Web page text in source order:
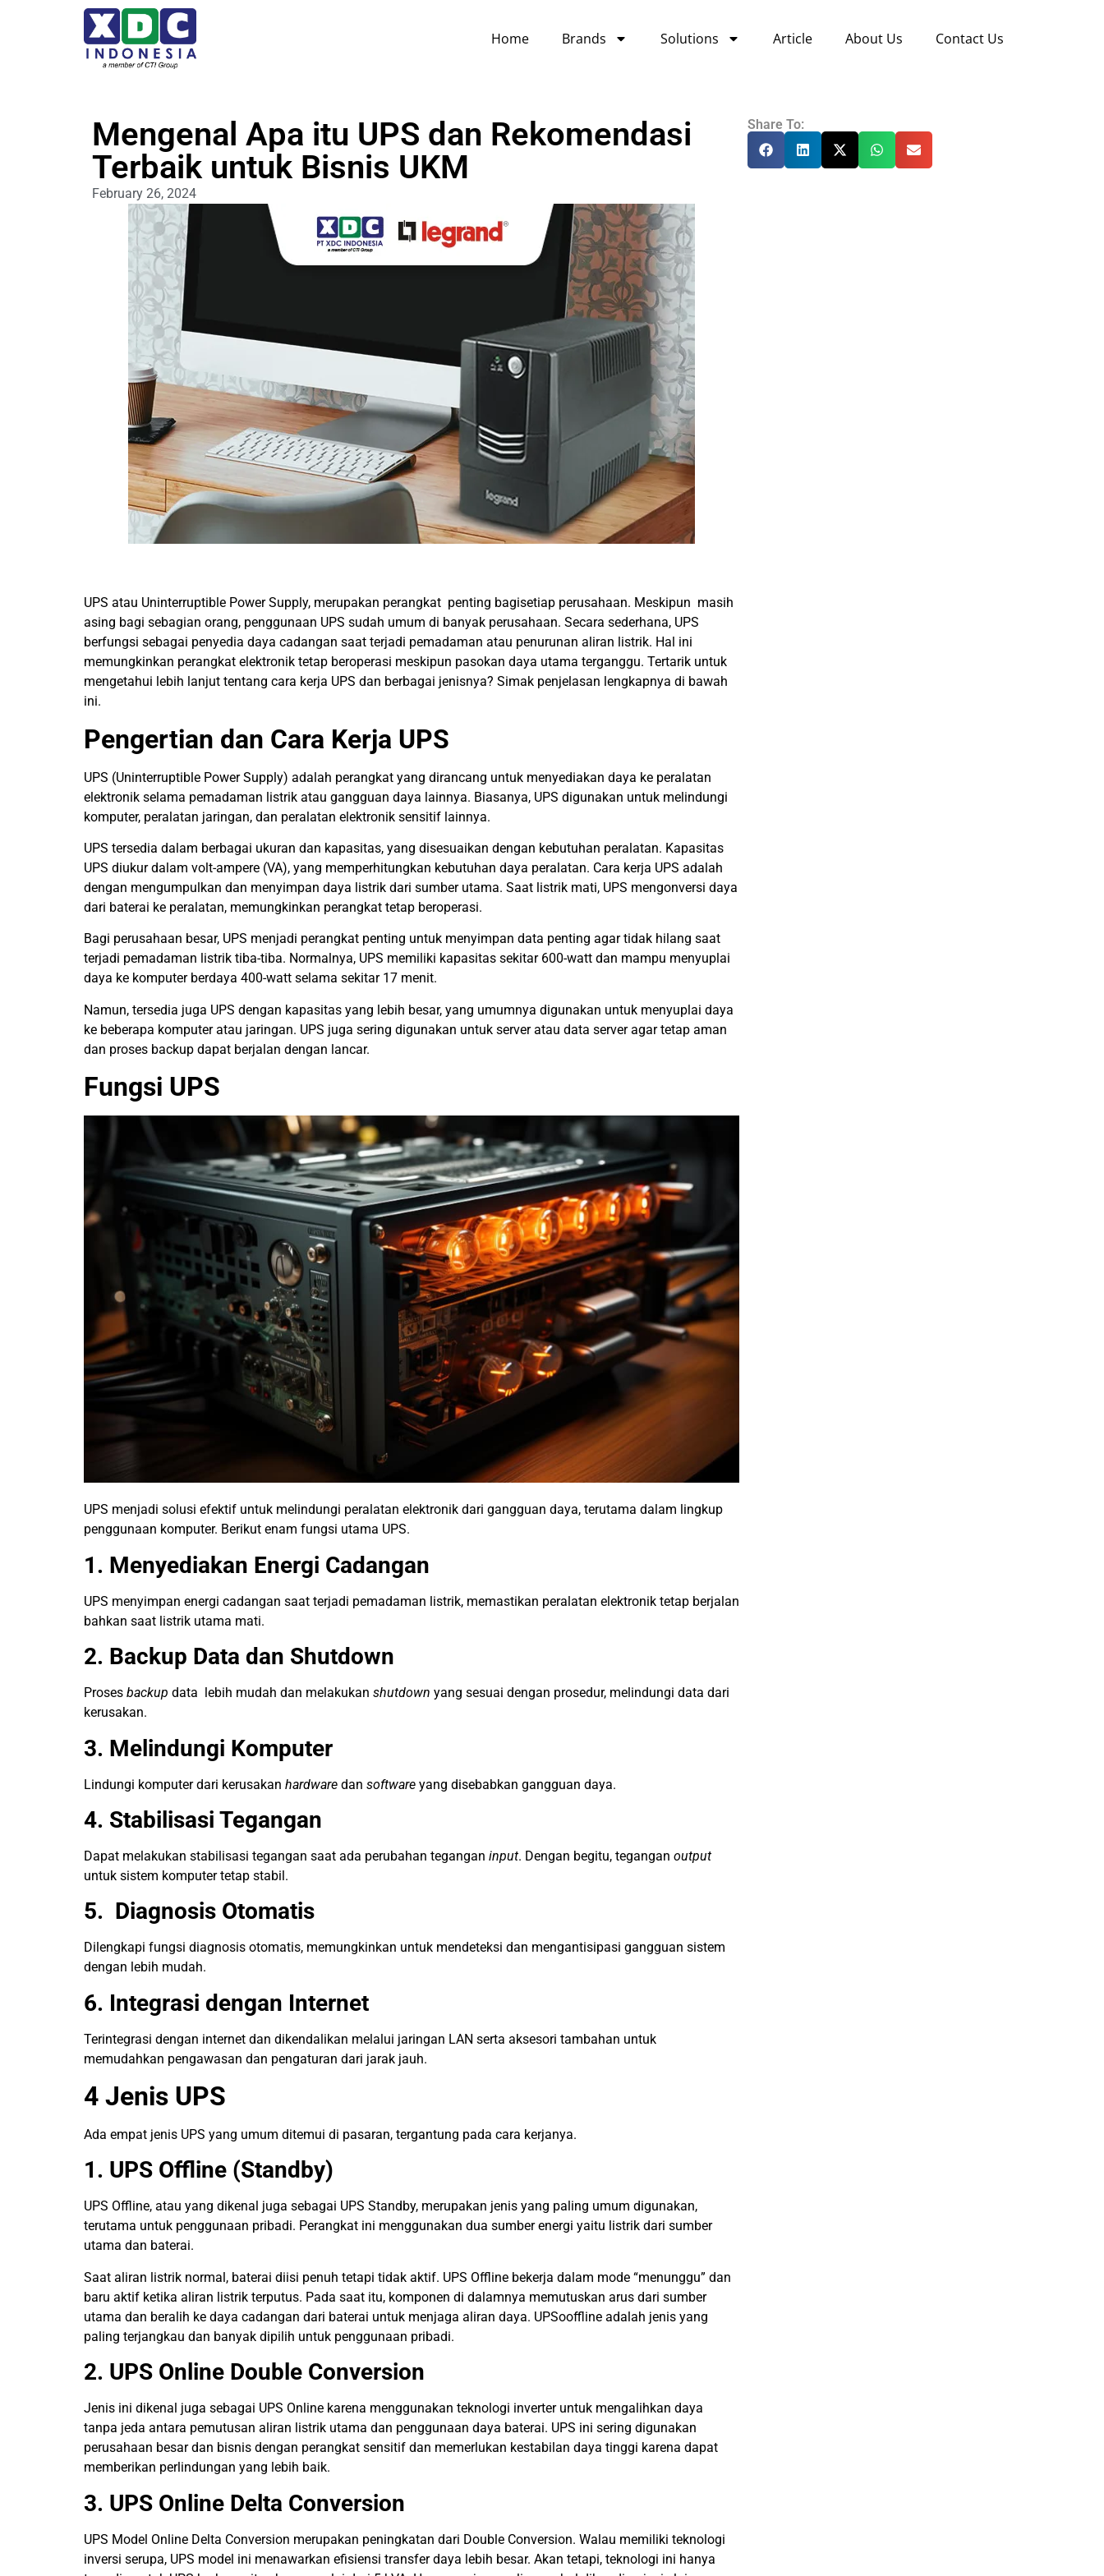
Home Brands Solutions Article About Us Contact Us
Mengenal Apa itu UPS dan Rekomendasi
Terbaik untuk Bisnis UKM
February 26, 2024
Share To:
UPS atau Uninterruptible Power Supply, merupakan perangkat penting bagisetiap perusahaan. Meskipun masih
asing bagi sebagian orang, penggunaan UPS sudah umum di banyak perusahaan. Secara sederhana, UPS
berfungsi sebagai penyedia daya cadangan saat terjadi pemadaman atau penurunan aliran listrik. Hal ini
memungkinkan perangkat elektronik tetap beroperasi meskipun pasokan daya utama terganggu. Tertarik untuk
mengetahui lebih lanjut tentang cara kerja UPS dan berbagai jenisnya? Simak penjelasan lengkapnya di bawah
ini.
Pengertian dan Cara Kerja UPS
UPS (Uninterruptible Power Supply) adalah perangkat yang dirancang untuk menyediakan daya ke peralatan
elektronik selama pemadaman listrik atau gangguan daya lainnya. Biasanya, UPS digunakan untuk melindungi
komputer, peralatan jaringan, dan peralatan elektronik sensitif lainnya.
UPS tersedia dalam berbagai ukuran dan kapasitas, yang disesuaikan dengan kebutuhan peralatan. Kapasitas
UPS diukur dalam volt-ampere (VA), yang memperhitungkan kebutuhan daya peralatan. Cara kerja UPS adalah
dengan mengumpulkan dan menyimpan daya listrik dari sumber utama. Saat listrik mati, UPS mengonversi daya
dari baterai ke peralatan, memungkinkan perangkat tetap beroperasi.
Bagi perusahaan besar, UPS menjadi perangkat penting untuk menyimpan data penting agar tidak hilang saat
terjadi pemadaman listrik tiba-tiba. Normalnya, UPS memiliki kapasitas sekitar 600-watt dan mampu menyuplai
daya ke komputer berdaya 400-watt selama sekitar 17 menit.
Namun, tersedia juga UPS dengan kapasitas yang lebih besar, yang umumnya digunakan untuk menyuplai daya
ke beberapa komputer atau jaringan. UPS juga sering digunakan untuk server atau data server agar tetap aman
dan proses backup dapat berjalan dengan lancar.
Fungsi UPS
UPS menjadi solusi efektif untuk melindungi peralatan elektronik dari gangguan daya, terutama dalam lingkup
penggunaan komputer. Berikut enam fungsi utama UPS.
1. Menyediakan Energi Cadangan
UPS menyimpan energi cadangan saat terjadi pemadaman listrik, memastikan peralatan elektronik tetap berjalan
bahkan saat listrik utama mati.
2. Backup Data dan Shutdown
Proses backup data lebih mudah dan melakukan shutdown yang sesuai dengan prosedur, melindungi data dari
kerusakan.
3. Melindungi Komputer
Lindungi komputer dari kerusakan hardware dan software yang disebabkan gangguan daya.
4. Stabilisasi Tegangan
Dapat melakukan stabilisasi tegangan saat ada perubahan tegangan input. Dengan begitu, tegangan output
untuk sistem komputer tetap stabil.
5. Diagnosis Otomatis
Dilengkapi fungsi diagnosis otomatis, memungkinkan untuk mendeteksi dan mengantisipasi gangguan sistem
dengan lebih mudah.
6. Integrasi dengan Internet
Terintegrasi dengan internet dan dikendalikan melalui jaringan LAN serta aksesori tambahan untuk
memudahkan pengawasan dan pengaturan dari jarak jauh.
4 Jenis UPS
Ada empat jenis UPS yang umum ditemui di pasaran, tergantung pada cara kerjanya.
1. UPS Offline (Standby)
UPS Offline, atau yang dikenal juga sebagai UPS Standby, merupakan jenis yang paling umum digunakan,
terutama untuk penggunaan pribadi. Perangkat ini menggunakan dua sumber energi yaitu listrik dari sumber
utama dan baterai.
Saat aliran listrik normal, baterai diisi penuh tetapi tidak aktif. UPS Offline bekerja dalam mode “menunggu” dan
baru aktif ketika aliran listrik terputus. Pada saat itu, komponen di dalamnya memutuskan arus dari sumber
utama dan beralih ke daya cadangan dari baterai untuk menjaga aliran daya. UPSooffline adalah jenis yang
paling terjangkau dan banyak dipilih untuk penggunaan pribadi.
2. UPS Online Double Conversion
Jenis ini dikenal juga sebagai UPS Online karena menggunakan teknologi inverter untuk mengalihkan daya
tanpa jeda antara pemutusan aliran listrik utama dan penggunaan daya baterai. UPS ini sering digunakan
perusahaan besar dan bisnis dengan perangkat sensitif dan memerlukan kestabilan daya tinggi karena dapat
memberikan perlindungan yang lebih baik.
3. UPS Online Delta Conversion
UPS Model Online Delta Conversion merupakan peningkatan dari Double Conversion. Walau memiliki teknologi
inversi serupa, UPS model ini menawarkan efisiensi transfer daya lebih besar. Akan tetapi, teknologi ini hanya